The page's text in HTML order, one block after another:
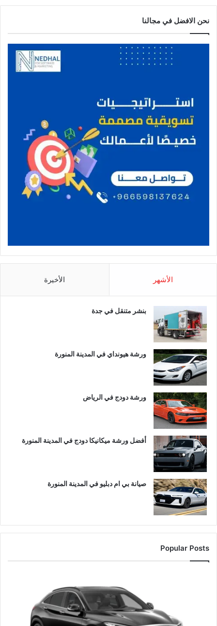
نحن الافضل في مجالنا
الأشهر الأخيرة
بنشر متنقل في جدة
ورشة هيونداي في المدينة المنورة
ورشة دودج في الرياض
أفضل ورشة ميكانيكا دودج في المدينة المنورة
صيانة بي ام دبليو في المدينة المنورة
Popular Posts